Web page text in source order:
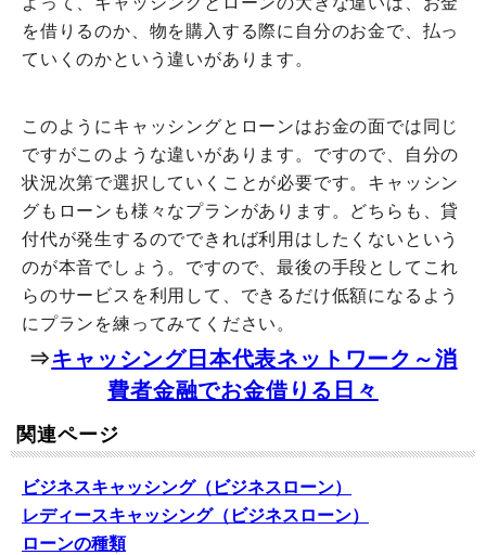
を借りるのか、物を購入する際に自分のお金で、払っ
ていくのかという違いがあります。
このようにキャッシングとローンはお金の面では同じ
ですがこのような違いがあります。ですので、自分の
状況次第で選択していくことが必要です。キャッシン
グもローンも様々なプランがあります。どちらも、貸
付代が発生するのでできれば利用はしたくないという
のが本音でしょう。ですので、最後の手段としてこれ
らのサービスを利用して、できるだけ低額になるよう
にプランを練ってみてください。
⇒キャッシング日本代表ネットワーク～消
費者金融でお金借りる日々
関連ページ
ビジネスキャッシング（ビジネスローン）
レディースキャッシング（ビジネスローン）
ローンの種類